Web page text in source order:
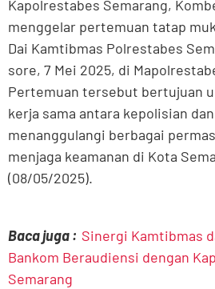
Kapolrestabes Semarang,
menggelar pertemuan tatap
Dai Kamtibmas Polrestabes
sore, 7 Mei 2025, di
Pertemuan tersebut bertujuan
kerja sama antara kepolisian
menanggulangi berbagai
menjaga keamanan di Kota
(08/05/2025).
Baca juga : Sinergi Kamtibmas
Bankom Beraudiensi dengan
Semarang